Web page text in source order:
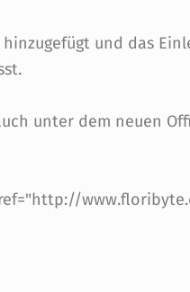
und das
unter dem neuen